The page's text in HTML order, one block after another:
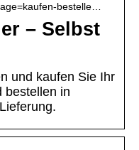
bestelle…
– Selbst
und kaufen Sie Ihr
bestellen in